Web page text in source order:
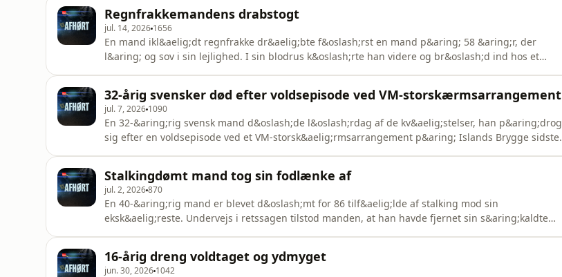
modtagelse - og en lignende sa
Regnfrakkemandens drabstogt
jul. 14, 2026 1656
En mand ikl&aelig;dt regnfrakke dr&aelig;bte f&oslash;rst en mand p&aring; 58 &aring;r, der
l&aring; og sov i sin lejlighed. I sin blodrus k&oslash;rte han videre og br&oslash;d ind hos et
regnfrakkemanden -
32-årig svensker død efter voldsepisode ved VM-storskærmsarrangement
jul. 7, 2026 1090
En 32-&aring;rig svensk mand d&oslash;de l&oslash;rdag af de kv&aelig;stelser, han p&aring;drog
sig efter en voldsepisode ved et VM-storsk&aelig;rmsarrangement p&aring; Islands Brygge sidste
kom frem under gru
Stalkingdømt mand tog sin fodlænke af
jul. 2, 2026870
En 40-&aring;rig mand er blevet d&oslash;mt for 86 tilf&aelig;lde af stalking mod sin
eksk&aelig;reste. Undervejs i retssagen tilstod manden, at han havde fjernet sin s&aring;kaldte
h&oslash;jt i retssalen. V&aelig
16-årig dreng voldtaget og ydmyget
jun. 30, 2026 1042